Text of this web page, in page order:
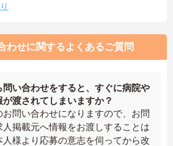
わせに関するよくあるご質問
問い合わせをすると、すぐに病院や
渡されてしまいますか？
問い合わせになりますので、お問
掲載元へ情報をお渡しすることは
人様より応募の意志を伺ってから改